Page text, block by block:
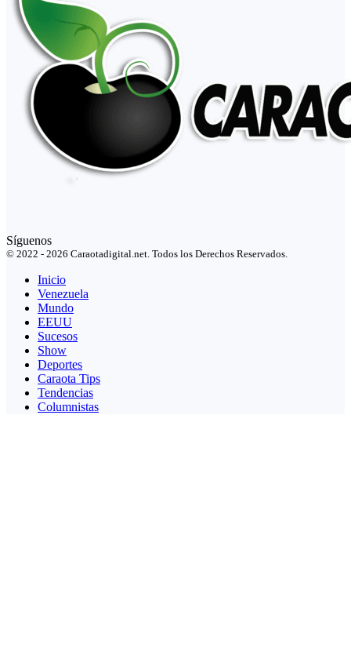
Síguenos
© 2022 - 2026 Caraotadigital.net. Todos los Derechos Reservados.
Inicio
Venezuela
Mundo
EEUU
Sucesos
Show
Deportes
Caraota Tips
Tendencias
Columnistas